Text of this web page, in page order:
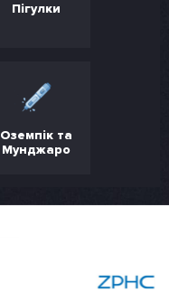
Пігулки
Оземпік та
Мунджаро